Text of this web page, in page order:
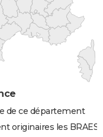
de ce département
originaires les